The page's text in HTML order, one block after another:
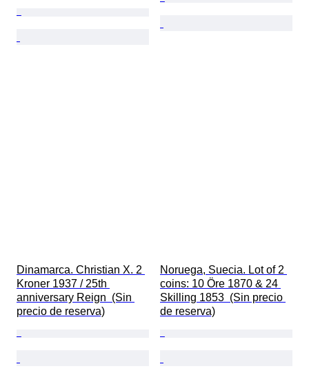
Dinamarca. Christian X. 2
Kroner 1937 / 25th
anniversary Reign  (Sin
precio de reserva)
Noruega, Suecia. Lot of 2
coins: 10 Öre 1870 & 24
Skilling 1853  (Sin precio
de reserva)